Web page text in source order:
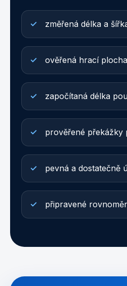
změřená délka a
ověřená hrací
započítaná délka
prověřené překážky
pevná a dostatečně
připravené